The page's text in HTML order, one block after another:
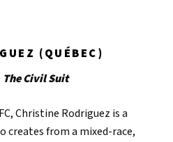
(QUÉBEC)
The Civil Suit
Christine Rodriguez is a
from a mixed-race,